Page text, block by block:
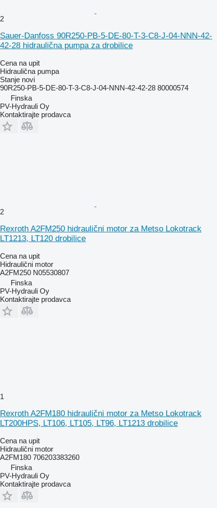
2
Sauer-Danfoss 90R250-PB-5-DE-80-T-3-C8-J-04-NNN-42-
42-28 hidraulična pumpa za drobilice
Cena na upit
Hidraulična pumpa
Stanje novi
90R250-PB-5-DE-80-T-3-C8-J-04-NNN-42-42-28 80000574
Finska
PV-Hydrauli Oy
Kontaktirajte prodavca
2
Rexroth A2FM250 hidraulični motor za Metso Lokotrack
LT1213, LT120 drobilice
Cena na upit
Hidraulični motor
A2FM250 N05530807
Finska
PV-Hydrauli Oy
Kontaktirajte prodavca
1
Rexroth A2FM180 hidraulični motor za Metso Lokotrack
LT200HPS, LT106, LT105, LT96, LT1213 drobilice
Cena na upit
Hidraulični motor
A2FM180 706203383260
Finska
PV-Hydrauli Oy
Kontaktirajte prodavca